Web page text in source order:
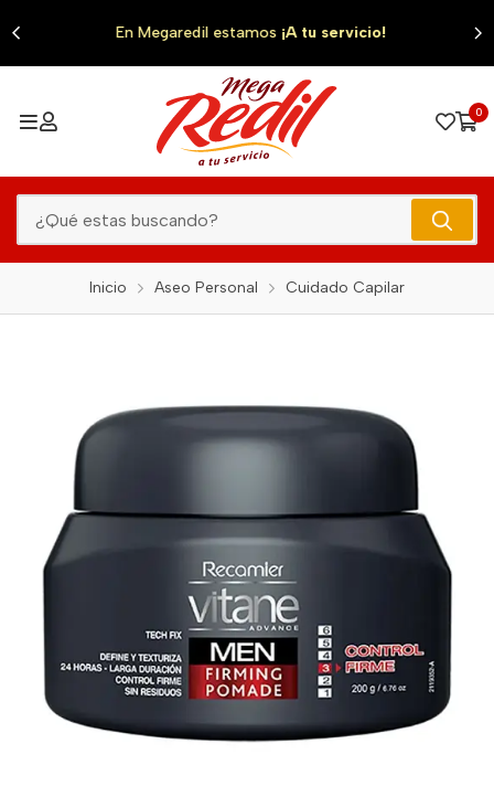
En Megaredil estamos ¡A tu servicio!
0
Inicio Aseo Personal Cuidado Capilar